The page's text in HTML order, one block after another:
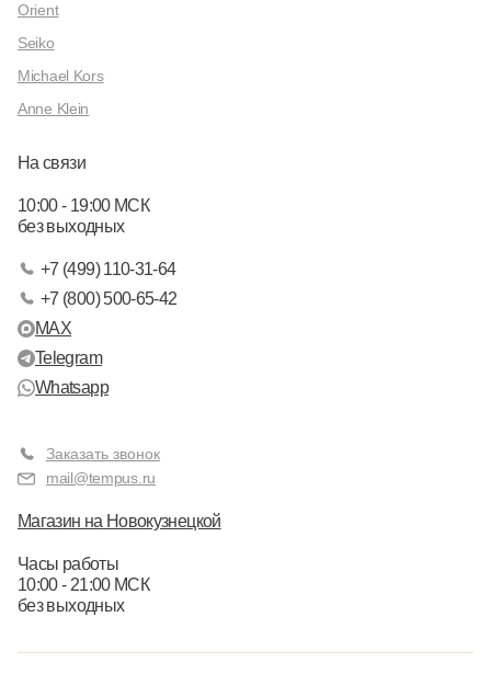
Orient
Seiko
Michael Kors
Anne Klein
На связи
10:00 - 19:00 МСК
без выходных
+7 (499) 110-31-64
+7 (800) 500-65-42
MAX
Telegram
Whatsapp
Заказать звонок
mail@tempus.ru
Магазин на Новокузнецкой
Часы работы
10:00 - 21:00 МСК
без выходных